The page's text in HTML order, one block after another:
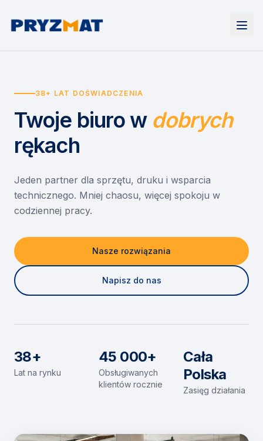
Urządzenia
Drukarki i urządzenia wielofunkcyjne
Etykiety i identyfikacja
Skanery i obieg dokumentów
Monitory interaktywne
Niszczarki dokumentów
Wynajem drukarek
Wynajem urządzeń biurowych
Asystent druku
EZD RP
Misja szkoła
Serwis
O nas
Kontakt
38+ LAT DOŚWIADCZENIA
Twoje biuro w dobrych
rękach
Jeden partner dla sprzętu, druku i wsparcia
technicznego. Mniej chaosu, więcej spokoju w
codziennej pracy.
Nasze rozwiązania
Napisz do nas
38+
Lat na rynku
45 000+
Obsługiwanych
klientów rocznie
Cała
Polska
Zasięg działania